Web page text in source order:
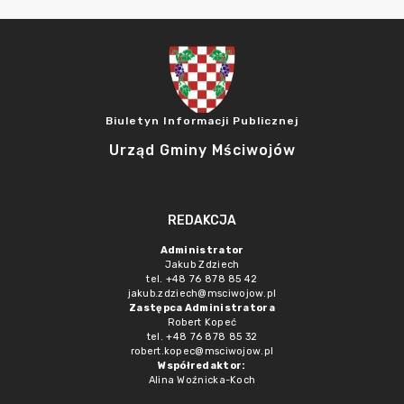
Biuletyn Informacji Publicznej
Urząd Gminy Mściwojów
REDAKCJA
Administrator
Jakub Zdziech
tel. +48 76 878 85 42
jakub.zdziech@msciwojow.pl
Zastępca Administratora
Robert Kopeć
tel. +48 76 878 85 32
robert.kopec@msciwojow.pl
Współredaktor:
Alina Woźnicka-Koch